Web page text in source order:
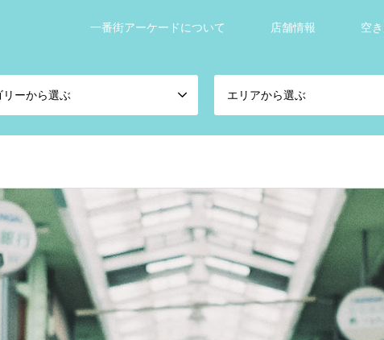
一番街アーケードについて 店舗情報 空
リーから選ぶ エリアから選ぶ